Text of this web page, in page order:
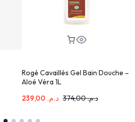
Rogé Cavaillès Gel Bain Douche –
Aloé Véra 1L
د.م.
د.م.374,00